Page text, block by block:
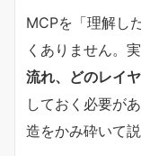
MCPを「理解し
くありません。
流れ、どのレイ
しておく必要が
造をかみ砕いて説